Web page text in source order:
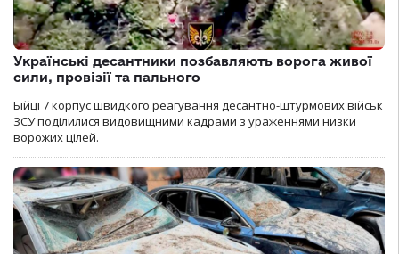
Українські десантники позбавляють ворога живої
сили, провізії та пального
Бійці 7 корпус швидкого реагування десантно-штурмових військ
ЗСУ поділилися видовищними кадрами з ураженнями низки
ворожих цілей.